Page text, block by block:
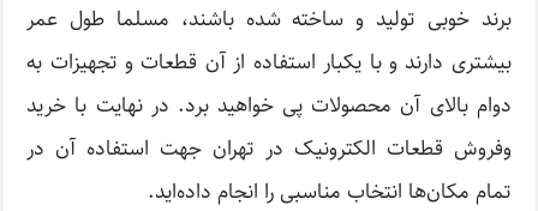
برند خوبی تولید و ساخته شده باشند، مسلما طول عمر
بیشتری دارند و با یکبار استفاده از آن قطعات و تجهیزات به
دوام بالای آن محصولات پی خواهید برد. در نهایت با خرید
وفروش قطعات الکترونیک در تهران جهت استفاده آن در
تمام مکان‌ها انتخاب مناسبی را انجام داده‌اید.